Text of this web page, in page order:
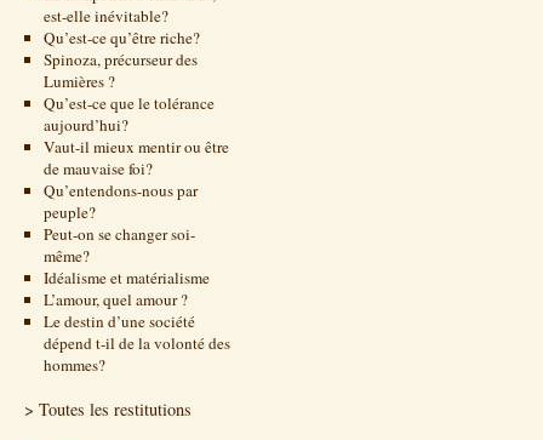
est-elle inévitable?
Qu’est-ce qu’être riche?
Spinoza, précurseur des
Lumières ?
Qu’est-ce que le tolérance
aujourd’hui?
Vaut-il mieux mentir ou être
de mauvaise foi?
Qu’entendons-nous par
peuple?
Peut-on se changer soi-
même?
Idéalisme et matérialisme
L’amour, quel amour ?
Le destin d’une société
dépend t-il de la volonté des
hommes?
> Toutes les restitutions